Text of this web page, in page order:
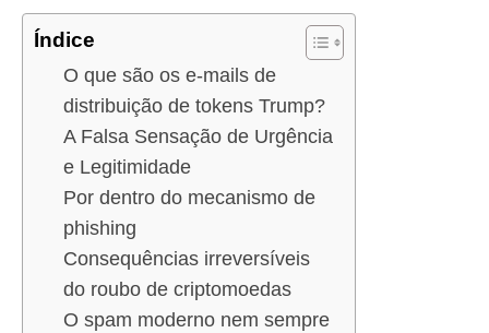
Índice
O que são os e-mails de
distribuição de tokens Trump?
A Falsa Sensação de Urgência
e Legitimidade
Por dentro do mecanismo de
phishing
Consequências irreversíveis
do roubo de criptomoedas
O spam moderno nem sempre